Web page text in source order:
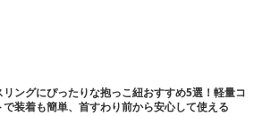
リングにぴったりな抱っこ紐おすすめ5選！軽量コ
で装着も簡単、首すわり前から安心して使える